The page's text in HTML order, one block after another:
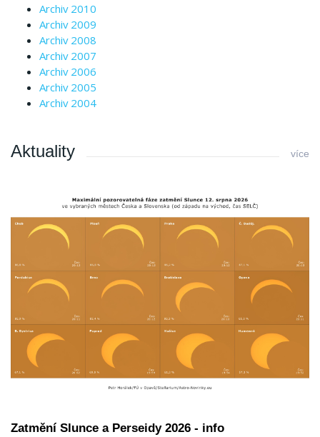
Archiv 2010
Archiv 2009
Archiv 2008
Archiv 2007
Archiv 2006
Archiv 2005
Archiv 2004
Aktuality více
Zatmění Slunce a Perseidy 2026 - info